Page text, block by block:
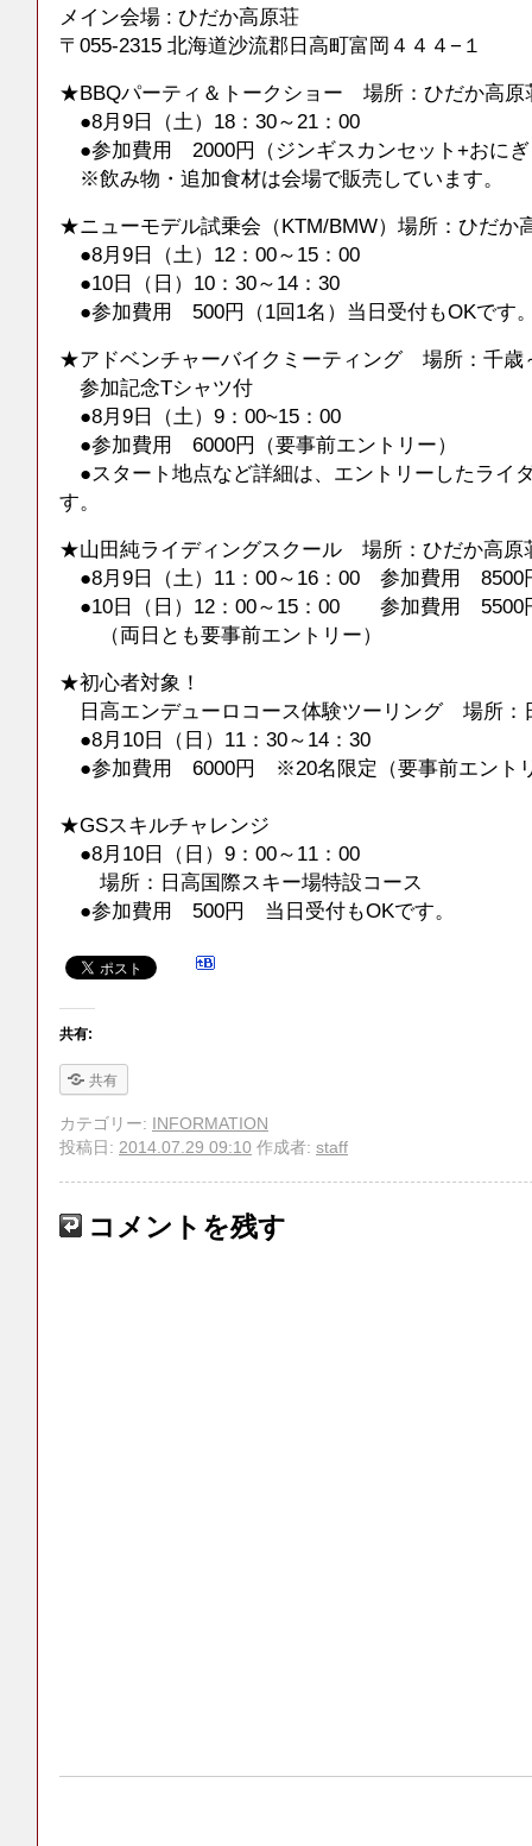
メイン会場 : ひだか高原荘
〒055-2315 北海道沙流郡日高町富岡４４４−１
★BBQパーティ＆トークショー 場所：ひだか高原
●8月9日（土）18：30～21：00
●参加費用 2000円（ジンギスカンセット+おにぎ
※飲み物・追加食材は会場で販売しています。
★ニューモデル試乗会（KTM/BMW）場所：ひだか
●8月9日（土）12：00～15：00
●10日（日）10：30～14：30
●参加費用 500円（1回1名）当日受付もOKです
★アドベンチャーバイクミーティング 場所：千歳
参加記念Tシャツ付
●8月9日（土）9：00~15：00
●参加費用 6000円（要事前エントリー）
●スタート地点など詳細は、エントリーしたライ
す。
★山田純ライディングスクール 場所：ひだか高原
●8月9日（土）11：00～16：00 参加費用 8500
●10日（日）12：00～15：00 参加費用 5500
（両日とも要事前エントリー）
★初心者対象！
日高エンデューロコース体験ツーリング 場所：
●8月10日（日）11：30～14：30
●参加費用 6000円 ※20名限定（要事前エント
★GSスキルチャレンジ
●8月10日（日）9：00～11：00
場所：日高国際スキー場特設コース
●参加費用 500円 当日受付もOKです。
共有:
共有
カテゴリー: INFORMATION
投稿日: 2014.07.29 09:10 作成者: staff
コメントを残す